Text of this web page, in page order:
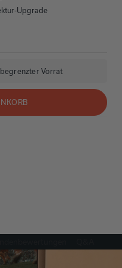
Upgrade
Verfügbarkeit:
Vorrat